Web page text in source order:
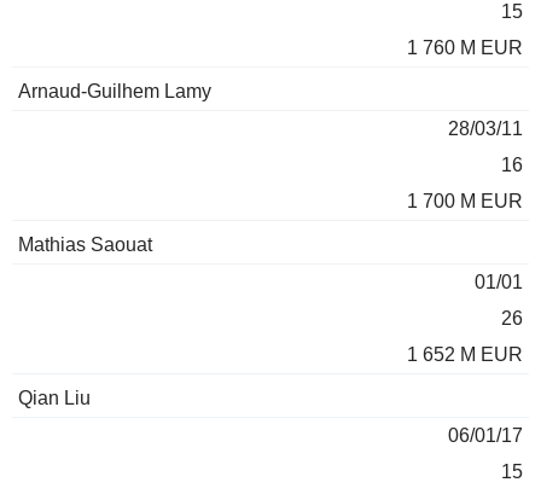
15
1 760 M EUR
Arnaud-Guilhem Lamy
28/03/11
16
1 700 M EUR
Mathias Saouat
01/01
26
1 652 M EUR
Qian Liu
06/01/17
15